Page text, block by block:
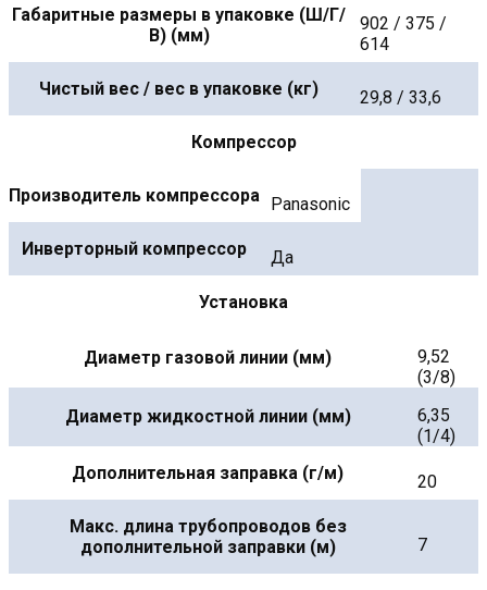
Габаритные размеры в упаковке (Ш/Г/
В) (мм)
902 / 375 /
614
Чистый вес / вес в упаковке (кг) 29,8 / 33,6
Компрессор
Производитель компрессора Panasonic
Инверторный компрессор Да
Установка
Диаметр газовой линии (мм)
9,52
(3/8)
Диаметр жидкостной линии (мм)
6,35
(1/4)
Дополнительная заправка (г/м)
20
Макс. длина трубопроводов без
дополнительной заправки (м)
7